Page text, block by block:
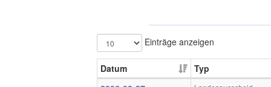
Einträge anzeigen
Datum
Typ